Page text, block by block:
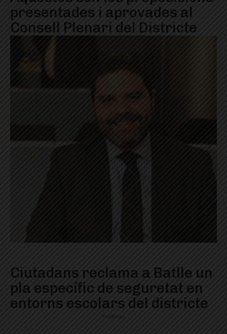
presentades i aprovades al
Consell Plenari del Districte
Ciutadans reclama a Batlle un
pla específic de seguretat en
entorns escolars del districte
Publicitat